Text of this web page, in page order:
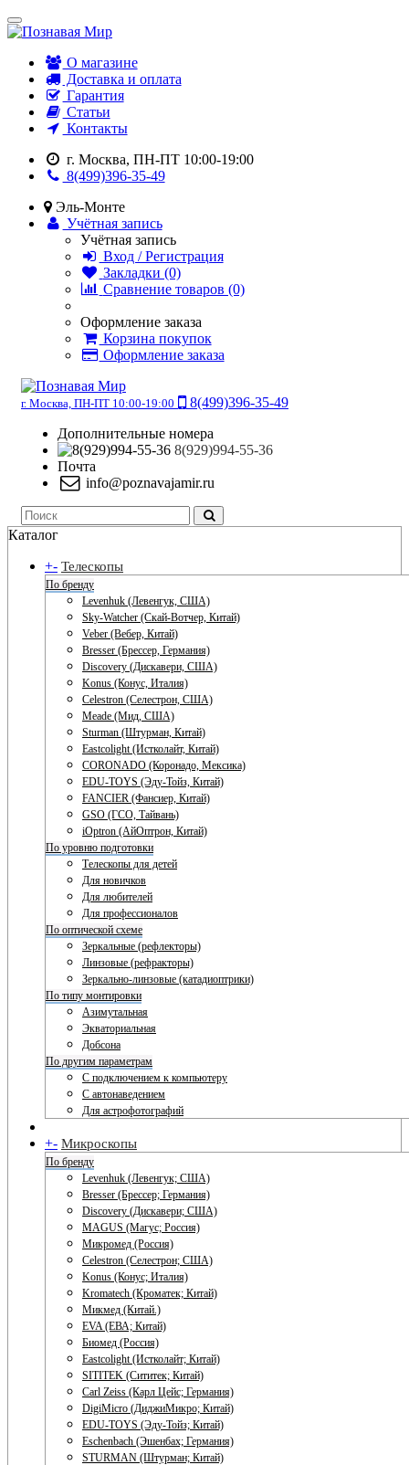
О магазине
Доставка и оплата
Гарантия
Статьи
Контакты
г. Москва, ПН-ПТ 10:00-19:00
8(499)396-35-49
Эль-Монте
Учётная запись
Учётная запись
Вход / Регистрация
Закладки (0)
Сравнение товаров (0)
Оформление заказа
Корзина покупок
Оформление заказа
г. Москва, ПН-ПТ 10:00-19:00
8(499)396-35-49
Дополнительные номера
8(929)994-55-36
Почта
info@poznavajamir.ru
Каталог
+- Телескопы
По бренду
Levenhuk (Левенгук, США)
Sky-Watcher (Скай-Вотчер, Китай)
Veber (Вебер, Китай)
Bresser (Брессер, Германия)
Discovery (Дискавери, США)
Konus (Конус, Италия)
Celestron (Селестрон, США)
Meade (Мид, США)
Sturman (Штурман, Китай)
Eastcolight (Истколайт, Китай)
CORONADO (Коронадо, Мексика)
EDU-TOYS (Эду-Тойз, Китай)
FANCIER (Фансиер, Китай)
GSO (ГСО, Тайвань)
iOptron (АйОптрон, Китай)
По уровню подготовки
Телескопы для детей
Для новичков
Для любителей
Для профессионалов
По оптической схеме
Зеркальные (рефлекторы)
Линзовые (рефракторы)
Зеркально-линзовые (катадиоптрики)
По типу монтировки
Азимутальная
Экваториальная
Добсона
По другим параметрам
С подключением к компьютеру
С автонаведением
Для астрофотографий
+- Микроскопы
По бренду
Levenhuk (Левенгук; США)
Bresser (Брессер; Германия)
Discovery (Дискавери; США)
MAGUS (Магус; Россия)
Микромед (Россия)
Celestron (Селестрон; США)
Konus (Конус; Италия)
Kromatech (Кроматек; Китай)
Микмед (Китай.)
EVA (ЕВА; Китай)
Биомед (Россия)
Eastcolight (Истколайт; Китай)
SITITEK (Сититек; Китай)
Carl Zeiss (Карл Цейс; Германия)
DigiMicro (ДиджиМикро; Китай)
EDU-TOYS (Эду-Тойз; Китай)
Eschenbach (Эшенбах; Германия)
STURMAN (Штурман; Китай)